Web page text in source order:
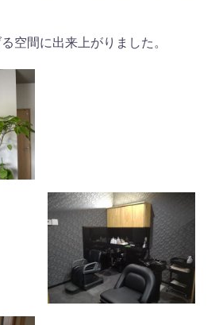
空間に出来上がりました。